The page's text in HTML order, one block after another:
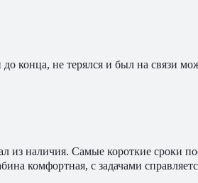
конца, не терялся и был на связи
из наличия. Самые короткие сроки
комфортная, с задачами